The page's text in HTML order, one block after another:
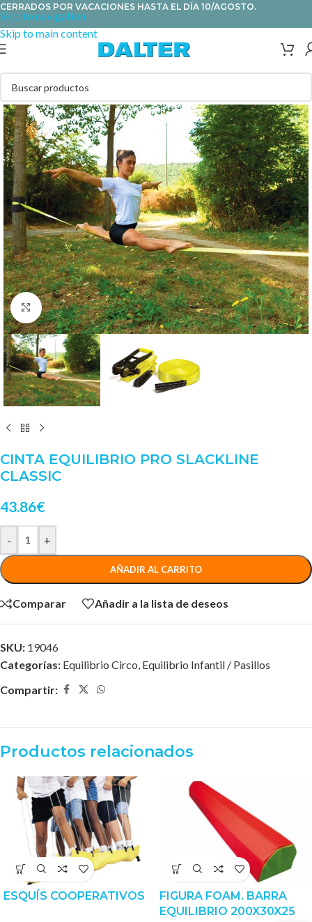
Skip to navigation
Skip to main content
CERRADOS POR VACACIONES HASTA EL DÍA 10/AGOSTO.
Clic para ampliar
CINTA EQUILIBRIO PRO SLACKLINE
CLASSIC
43.86€
- +
AÑADIR AL CARRITO
Comparar Añadir a la lista de deseos
SKU: 19046
Categorías: Equilibrio Circo, Equilibrio Infantil / Pasillos
Compartir:
Productos relacionados
ESQUÍS COOPERATIVOS
FIGURA FOAM. BARRA
EQUILIBRIO 200X30X25